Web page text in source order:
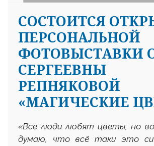
СОСТОИТСЯ
ПЕРСОНАЛЬНОЙ
ФОТОВЫСТАВКИ
СЕРГЕЕВНЫ
РЕПНЯКОВОЙ
«МАГИЧЕСКИЕ
«Все люди любят цветы, но
думаю,
что всё таки это